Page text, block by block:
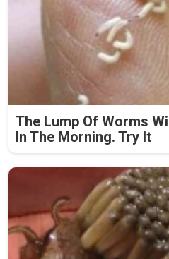
The Lump Of Worms
In The Morning. Try It